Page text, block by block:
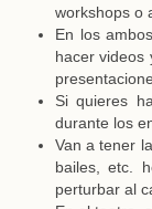
workshops o
En los
hacer videos
Si quieres
durante los
Van a tener
bailes, etc.
perturbar al